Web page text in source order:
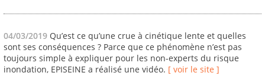
04/03/2019 Qu’est ce qu’une crue à cinétique lente et quelles
sont ses conséquences ? Parce que ce phénomène n’est pas
toujours simple à expliquer pour les non-experts du risque
inondation, EPISEINE a réalisé une vidéo. [ voir le site ]